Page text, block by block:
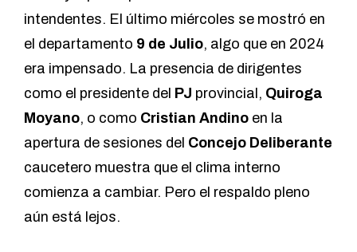
intendentes. El último miércoles se mostró en
el departamento 9 de Julio, algo que en 2024
era impensado. La presencia de dirigentes
como el presidente del PJ provincial, Quiroga
Moyano, o como Cristian Andino en la
apertura de sesiones del Concejo Deliberante
caucetero muestra que el clima interno
comienza a cambiar. Pero el respaldo pleno
aún está lejos.